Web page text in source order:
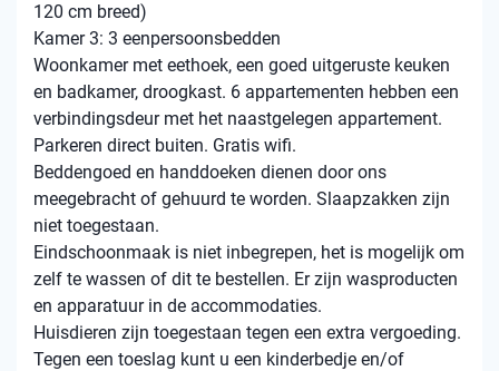
120 cm breed)
Kamer 3: 3 eenpersoonsbedden
Woonkamer met eethoek, een goed uitgeruste keuken
en badkamer, droogkast. 6 appartementen hebben een
verbindingsdeur met het naastgelegen appartement.
Parkeren direct buiten. Gratis wifi.
Beddengoed en handdoeken dienen door ons
meegebracht of gehuurd te worden. Slaapzakken zijn
niet toegestaan.
Eindschoonmaak is niet inbegrepen, het is mogelijk om
zelf te wassen of dit te bestellen. Er zijn wasproducten
en apparatuur in de accommodaties.
Huisdieren zijn toegestaan ​​tegen een extra vergoeding.
Tegen een toeslag kunt u een kinderbedje en/of